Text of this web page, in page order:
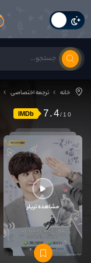
خانه ترجمه اختصاصی
IMDb 7.4
مشاهده تریلر